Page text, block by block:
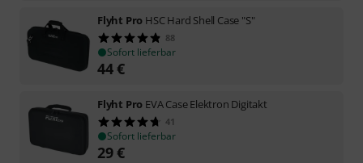
Flyht Pro HSC Hard Shell Case "S"
88
Sofort lieferbar
44€
Flyht Pro EVA Case Elektron Digitakt
41
Sofort lieferbar
29€